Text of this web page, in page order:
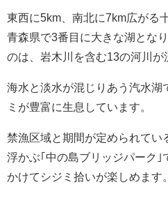
東西に5km、南北に7km広がる
青森県で3番目に大きな湖とな
のは、岩木川を含む13の河川が
海水と淡水が混じりあう汽水湖
ミが豊富に生息しています。
禁漁区域と期間が定められてい
浮かぶ｢中の島ブリッジパーク｣
かけてシジミ拾いが楽しめます。